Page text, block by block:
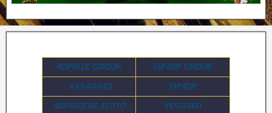
4DPRIZE GROUP VIP4DP GROUP
AKSARA4D VIP4DP
4DPRIZEWLATOTO VEGAS6D